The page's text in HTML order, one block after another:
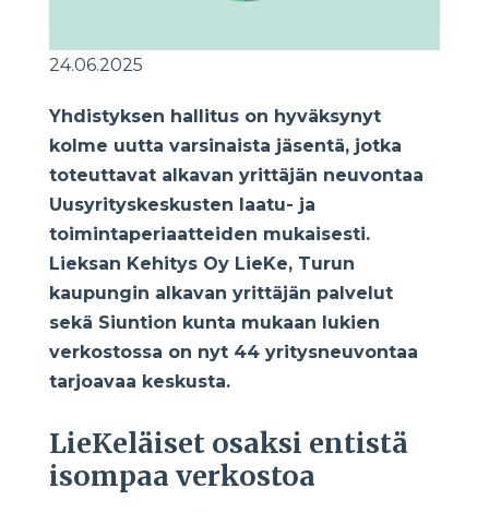
24.06.2025
Yhdistyksen hallitus on hyväksynyt
kolme uutta varsinaista jäsentä, jotka
toteuttavat alkavan yrittäjän neuvontaa
Uusyrityskeskusten laatu- ja
toimintaperiaatteiden mukaisesti.
Lieksan Kehitys Oy LieKe, Turun
kaupungin alkavan yrittäjän palvelut
sekä Siuntion kunta mukaan lukien
verkostossa on nyt 44 yritysneuvontaa
tarjoavaa keskusta.
LieKeläiset osaksi entistä
isompaa verkostoa